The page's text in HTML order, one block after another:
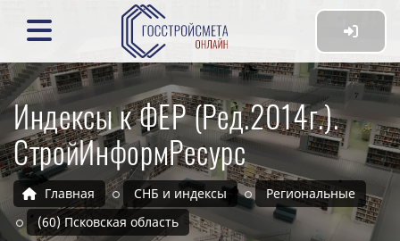
Индексы к ФЕР (Ред.2014г.).
СтройИнформРесурс
Главная СНБ и индексы
Региональные
(60) Псковская область